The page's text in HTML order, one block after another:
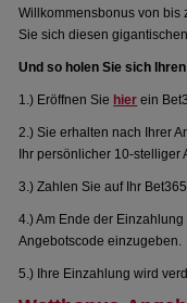
Willkommensbonus von bis
Sie sich diesen
Und so holen Sie sich
1.) Eröffnen Sie hier ein
2.) Sie erhalten nach Ihrer
Ihr persönlicher 10-
3.) Zahlen Sie auf Ihr
4.) Am Ende der
Angebotscode einzugeben.
5.) Ihre Einzahlung wird